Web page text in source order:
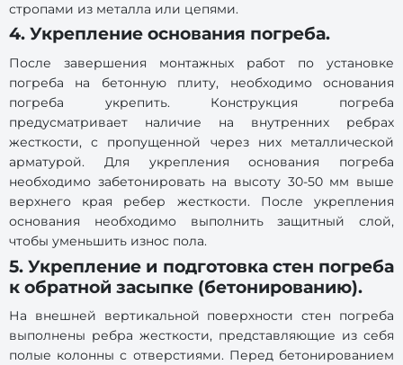
стропами из металла или цепями.
4. Укрепление основания погреба.
После завершения монтажных работ по установке
погреба на бетонную плиту, необходимо основания
погреба укрепить. Конструкция погреба
предусматривает наличие на внутренних ребрах
жесткости, с пропущенной через них металлической
арматурой. Для укрепления основания погреба
необходимо забетонировать на высоту 30-50 мм выше
верхнего края ребер жесткости. После укрепления
основания необходимо выполнить защитный слой,
чтобы уменьшить износ пола.
5. Укрепление и подготовка стен погреба
к обратной засыпке (бетонированию).
На внешней вертикальной поверхности стен погреба
выполнены ребра жесткости, представляющие из себя
полые колонны с отверстиями. Перед бетонированием